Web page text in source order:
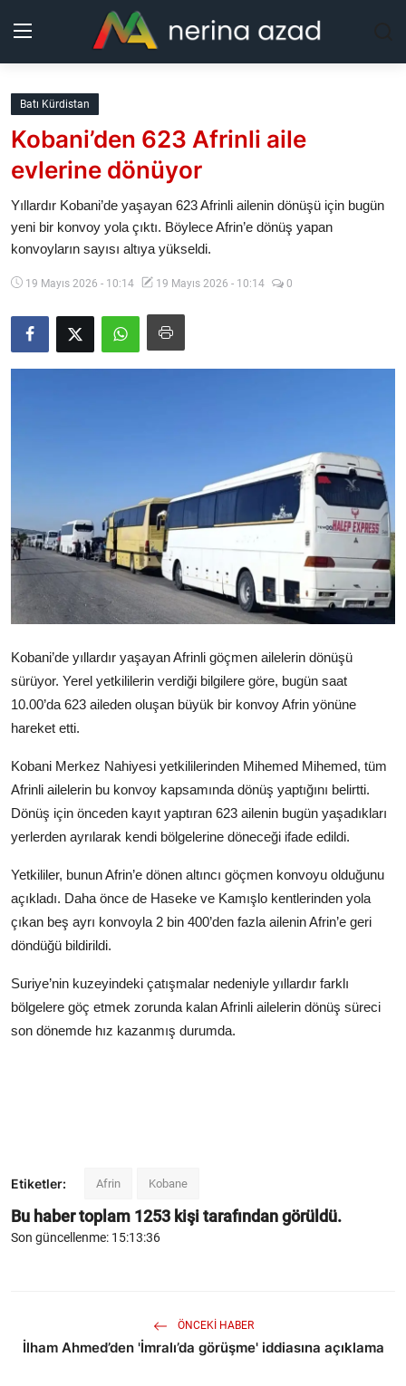
Kurdistan
Bölgeler
Güncel
Analiz
Makaleler
Galeri
İletişim
Türkçe
Batı Kürdistan
Kobani’den 623 Afrinli aile
evlerine dönüyor
Yıllardır Kobani’de yaşayan 623 Afrinli ailenin dönüşü için bugün
yeni bir konvoy yola çıktı. Böylece Afrin’e dönüş yapan
konvoyların sayısı altıya yükseldi.
19 Mayıs 2026 - 10:14 19 Mayıs 2026 - 10:14 0
Kobani’de yıllardır yaşayan Afrinli göçmen ailelerin dönüşü
sürüyor. Yerel yetkililerin verdiği bilgilere göre, bugün saat
10.00’da 623 aileden oluşan büyük bir konvoy Afrin yönüne
hareket etti.
Kobani Merkez Nahiyesi yetkililerinden Mihemed Mihemed, tüm
Afrinli ailelerin bu konvoy kapsamında dönüş yaptığını belirtti.
Dönüş için önceden kayıt yaptıran 623 ailenin bugün yaşadıkları
yerlerden ayrılarak kendi bölgelerine döneceği ifade edildi.
Yetkililer, bunun Afrin’e dönen altıncı göçmen konvoyu olduğunu
açıkladı. Daha önce de Haseke ve Kamışlo kentlerinden yola
çıkan beş ayrı konvoyla 2 bin 400’den fazla ailenin Afrin’e geri
döndüğü bildirildi.
Suriye’nin kuzeyindeki çatışmalar nedeniyle yıllardır farklı
bölgelere göç etmek zorunda kalan Afrinli ailelerin dönüş süreci
son dönemde hız kazanmış durumda.
Etiketler: Afrin Kobane
Bu haber toplam 1253 kişi tarafından görüldü.
Son güncellenme: 15:13:36
ÖNCEKI HABER
İlham Ahmed’den 'İmralı’da görüşme' iddiasına açıklama